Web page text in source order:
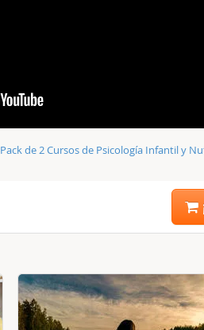
Pack de 2 Cursos de Psicología Infantil y